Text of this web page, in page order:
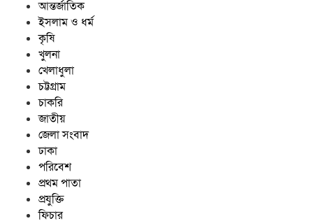
আন্তর্জাতিক
ইসলাম ও ধর্ম
কৃষি
খুলনা
খেলাধুলা
চট্টগ্রাম
চাকরি
জাতীয়
জেলা সংবাদ
ঢাকা
পরিবেশ
প্রথম পাতা
প্রযুক্তি
ফিচার